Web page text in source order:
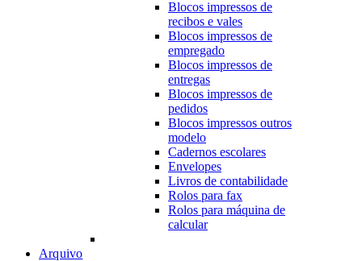
Blocos impressos de
recibos e vales
Blocos impressos de
empregado
Blocos impressos de
entregas
Blocos impressos de
pedidos
Blocos impressos outros
modelo
Cadernos escolares
Envelopes
Livros de contabilidade
Rolos para fax
Rolos para máquina de
calcular
Arquivo